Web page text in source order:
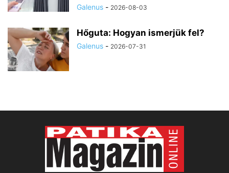
Galenus - 2026-08-03
Hőguta: Hogyan ismerjük fel?
Galenus - 2026-07-31